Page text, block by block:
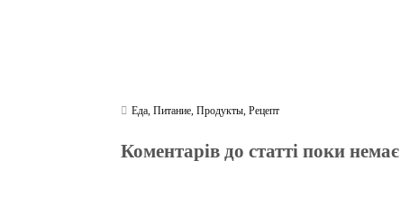
Еда,Питание,Продукты,Рецепт
Коментарів до статті поки немає